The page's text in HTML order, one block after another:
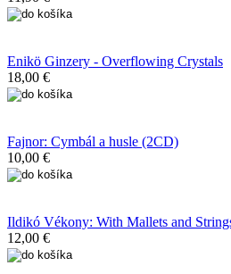
Enikö Ginzery - Overflowing Crystals
18,00 €
Fajnor: Cymbál a husle (2CD)
10,00 €
Ildikó Vékony: With Mallets and
12,00 €